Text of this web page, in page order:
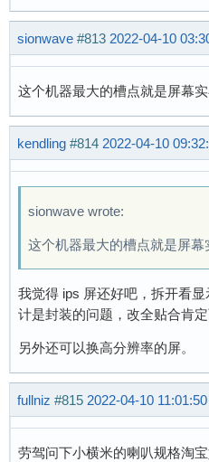
sionwave #813 2022-04-10
这个机器最大的槽点就是屏幕实
kendling #814 2022-04-10
sionwave wrote:
这个机器最大的槽点就是屏幕
我觉得 ips 屏还好吧，拆开看
计是封装的问题，改全贴合肯定
另外还可以换高分辨率的屏。
fullniz #815 2022-04-10 11:01:50
劳驾问下小横米的喇叭规格淘